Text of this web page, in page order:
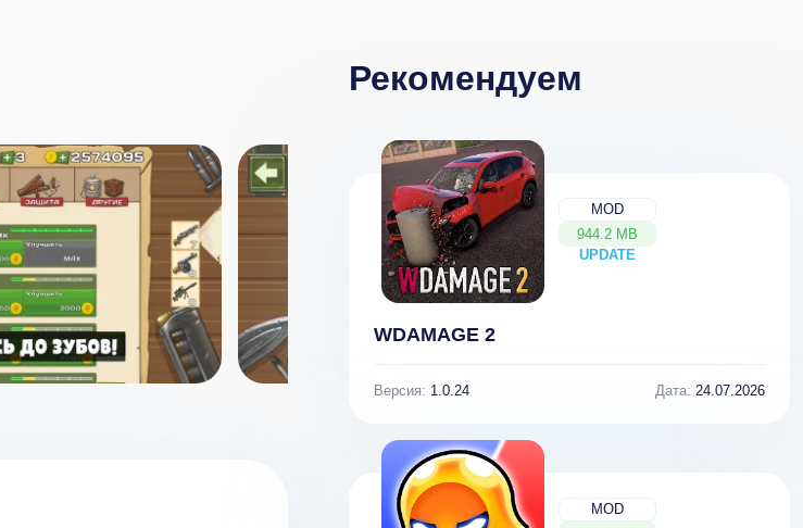
Рекомендуем
MOD
944.2 MB
UPDATE
NEW
WDAMAGE 2
Версия: 1.0.24 Дата: 24.07.2026
MOD